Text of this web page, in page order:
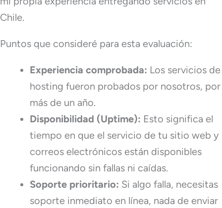
Chile.
Puntos que consideré para esta evaluación:
Experiencia comprobada: Los servicios de
hosting fueron probados por nosotros, por
más de un año.
Disponibilidad (Uptime): Esto significa el
tiempo en que el servicio de tu sitio web y
correos electrónicos están disponibles
funcionando sin fallas ni caídas.
Soporte prioritario: Si algo falla, necesitas
soporte inmediato en línea, nada de enviar